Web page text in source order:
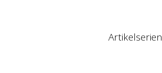
Artikelserien